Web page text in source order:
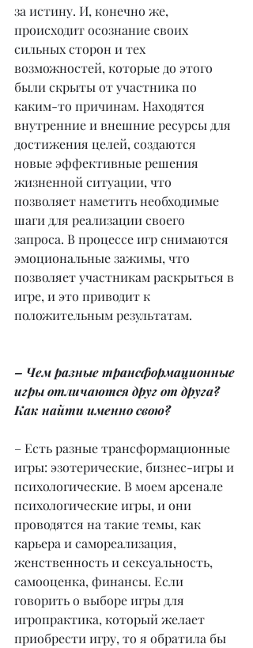
за истину. И, конечно же,
происходит осознание своих
сильных сторон и тех
возможностей, которые до этого
были скрыты от участника по
каким-то причинам. Находятся
внутренние и внешние ресурсы для
достижения целей, создаются
новые эффективные решения
жизненной ситуации, что
позволяет наметить необходимые
шаги для реализации своего
запроса. В процессе игр снимаются
эмоциональные зажимы, что
позволяет участникам раскрыться в
игре, и это приводит к
положительным результатам.
– Чем разные трансформационные
игры отличаются друг от друга?
Как найти именно свою?
– Есть разные трансформационные
игры: эзотерические, бизнес-игры и
психологические. В моем арсенале
психологические игры, и они
проводятся на такие темы, как
карьера и самореализация,
женственность и сексуальность,
самооценка, финансы. Если
говорить о выборе игры для
игропрактика, который желает
приобрести игру, то я обратила бы